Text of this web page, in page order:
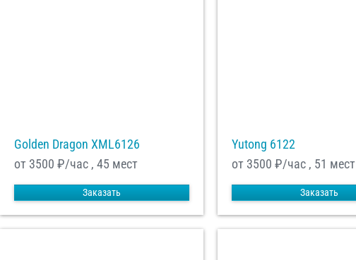
Golden Dragon XML6126
от 3500 ₽/час , 45 мест
Заказать
Yutong 6122
от 3500 ₽/час , 51 мест
Заказать